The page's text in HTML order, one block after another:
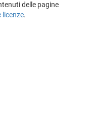
delle pagine
licenze.